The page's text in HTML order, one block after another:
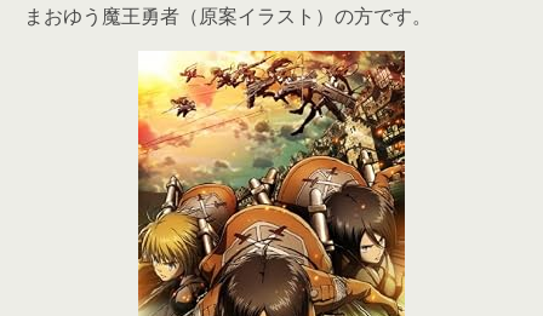
まおゆう魔王勇者（原案イラスト）の方です。